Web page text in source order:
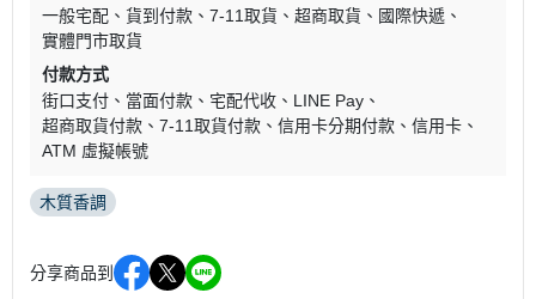
一般宅配
貨到付款 7-11取貨 超商取貨
國際快遞
實體門市取貨
付款方式
街口支付
當面付款 宅配代收
LINE Pay
超商取貨付款
7-11取貨付款 信用卡分期付款
信用卡
ATM 虛擬帳號
木質香調
分享商品到